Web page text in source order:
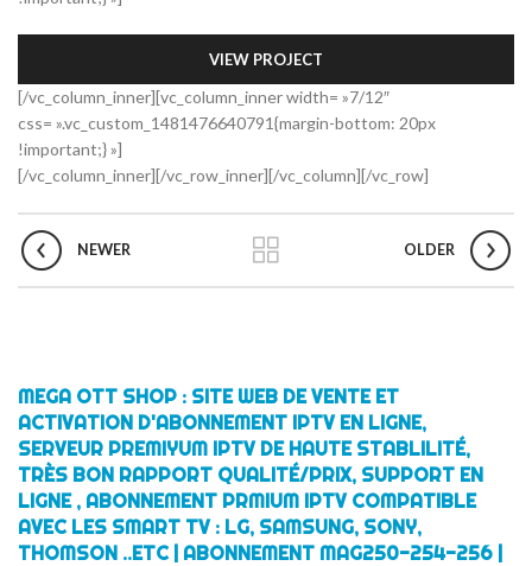
VIEW PROJECT
[/vc_column_inner][vc_column_inner width= »7/12″
css= ».vc_custom_1481476640791{margin-bottom: 20px
!important;} »]
[/vc_column_inner][/vc_row_inner][/vc_column][/vc_row]
NEWER OLDER
MEGA OTT SHOP : SITE WEB DE VENTE ET
ACTIVATION D'ABONNEMENT IPTV EN LIGNE,
SERVEUR PREMIYUM IPTV DE HAUTE STABLILITÉ,
TRÈS BON RAPPORT QUALITÉ/PRIX, SUPPORT EN
LIGNE , ABONNEMENT PRMIUM IPTV COMPATIBLE
AVEC LES SMART TV : LG, SAMSUNG, SONY,
THOMSON ..ETC | ABONNEMENT MAG250-254-256 |